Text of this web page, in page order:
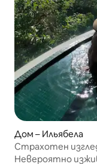
Дом – Ильябела
Страхотен
Невероятно